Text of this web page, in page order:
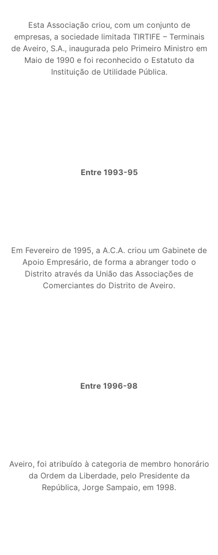
Esta Associação criou, com um conjunto de
empresas, a sociedade limitada TIRTIFE – Terminais
de Aveiro, S.A., inaugurada pelo Primeiro Ministro em
Maio de 1990 e foi reconhecido o Estatuto da
Instituição de Utilidade Pública.
Entre 1993-95
Em Fevereiro de 1995, a A.C.A. criou um Gabinete de
Apoio Empresário, de forma a abranger todo o
Distrito através da União das Associações de
Comerciantes do Distrito de Aveiro.
Entre 1996-98
Aveiro, foi atribuído à categoria de membro honorário
da Ordem da Liberdade, pelo Presidente da
República, Jorge Sampaio, em 1998.